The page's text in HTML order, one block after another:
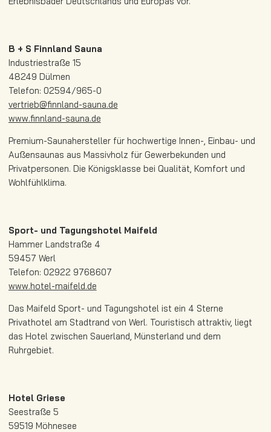
B + S Finnland Sauna
Industriestraße 15
48249 Dülmen
Telefon: 02594/965-0
vertrieb@finnland-sauna.de
www.finnland-sauna.de
Premium-Saunahersteller für hochwertige Innen-, Einbau- und
Außensaunas aus Massivholz für Gewerbekunden und
Privatpersonen. Die Königsklasse bei Qualität, Komfort und
Wohlfühlklima.
Sport- und Tagungshotel Maifeld
Hammer Landstraße 4
59457 Werl
Telefon: 02922 9768607
www.hotel-maifeld.de
Das Maifeld Sport- und Tagungshotel ist ein 4 Sterne
Privathotel am Stadtrand von Werl. Touristisch attraktiv, liegt
das Hotel zwischen Sauerland, Münsterland und dem
Ruhrgebiet.
Hotel Griese
Seestraße 5
59519 Möhnesee